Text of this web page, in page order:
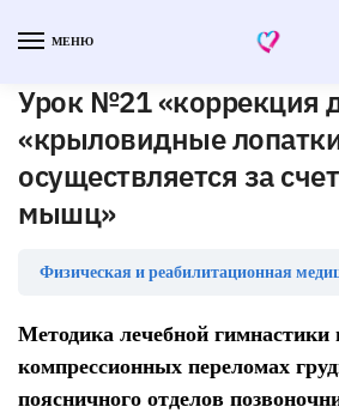
МЕНЮ
Урок №21 «коррекция
«крыловидные
осуществляется за
мышц»
Методика лечебной гимнастики
компрессионных переломах
поясничного отделов